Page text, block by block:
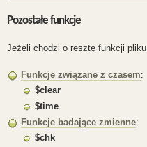
Pozostałe funkcje
Jeżeli chodzi o resztę funkcji pliku
Funkcje związane z czasem:
$clear
$time
Funkcje badające zmienne:
$chk